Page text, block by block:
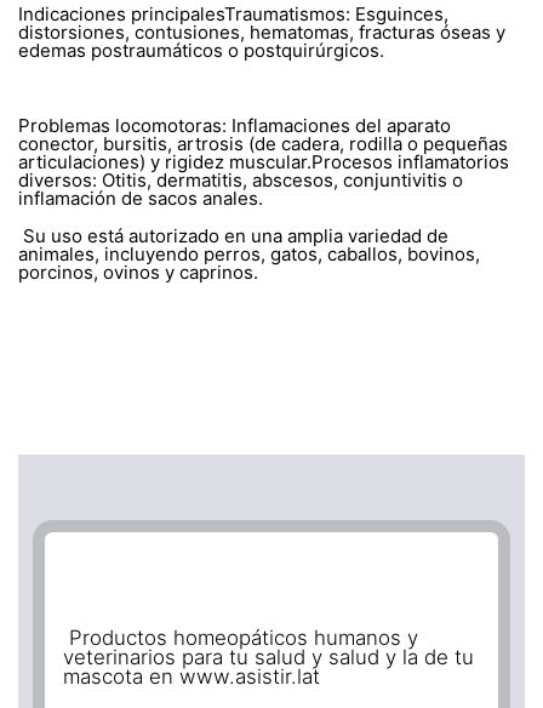
Indicaciones principalesTraumatismos: Esguinces,
distorsiones, contusiones, hematomas, fracturas óseas y
edemas postraumáticos o postquirúrgicos.
Problemas locomotoras: Inflamaciones del aparato
conector, bursitis, artrosis (de cadera, rodilla o pequeñas
articulaciones) y rigidez muscular.Procesos inflamatorios
diversos: Otitis, dermatitis, abscesos, conjuntivitis o
inflamación de sacos anales.
Su uso está autorizado en una amplia variedad de
animales, incluyendo perros, gatos, caballos, bovinos,
porcinos, ovinos y caprinos.
Productos homeopáticos humanos y
veterinarios para tu salud y salud y la de tu
mascota en www.asistir.lat